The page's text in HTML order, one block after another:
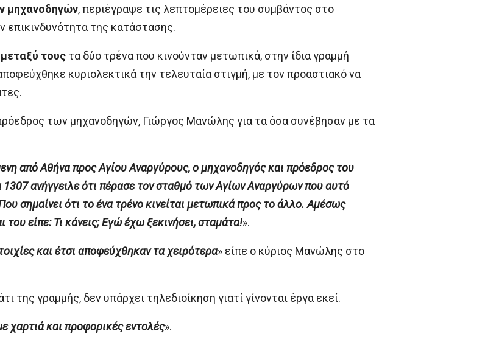
μηχανοδηγών, περιέγραψε τις λεπτομέρειες του συμβάντος στο
επικινδυνότητα της κατάστασης.
τουςτα δύο τρένα που κινούνταν μετωπικά, στην ίδια γραμμή
κυριολεκτικά την τελευταία στιγμή, με τον προαστιακό να
των μηχανοδηγών, Γιώργος Μανώλης για τα όσα συνέβησαν με τα
από Αθήνα προς Αγίου Αναργύρους, ο μηχανοδηγός και πρόεδρος του
ανήγγειλε ότι πέρασε τον σταθμό των Αγίων Αναργύρων που αυτό
σημαίνει ότι το ένα τρένο κινείται μετωπικά προς το άλλο. Αμέσως
είπε: Τι κάνεις; Εγώ έχω ξεκινήσει, σταμάτα!».
και έτσι αποφεύχθηκαν τα χειρότερα» είπε ο κύριος Μανώλης στο
της γραμμής, δεν υπάρχει τηλεδιοίκηση γιατί γίνονται έργα εκεί.
χαρτιά και προφορικές εντολές».